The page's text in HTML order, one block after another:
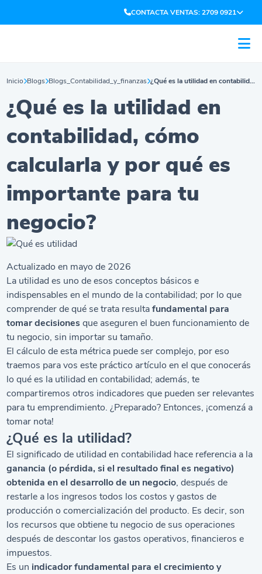
CONTACTA VENTAS: 2709 0921
Inicio Blogs Blogs_Contabilidad_y_finanzas ¿Qué es la utilidad en contabilidad, cómo calcularla y por qué es importante para tu negocio?
¿Qué es la utilidad en
contabilidad, cómo
calcularla y por qué es
importante para tu
negocio?
Actualizado en mayo de 2026
La utilidad es uno de esos conceptos básicos e
indispensables en el mundo de la contabilidad; por lo que
comprender de qué se trata resultafundamental para
tomar decisionesque aseguren el buen funcionamiento de
tu negocio, sin importar su tamaño.
El cálculo de esta métrica puede ser complejo, por eso
traemos para vos este práctico artículo en el que conocerás
lo qué es la utilidad en contabilidad; además, te
compartiremos otros indicadores que pueden ser relevantes
para tu emprendimiento. ¿Preparado? Entonces, ¡comenzá a
tomar nota!
¿Qué es la utilidad?
El significado de utilidad en contabilidad hace referencia a la
ganancia (o pérdida, si el resultado final es negativo)
obtenida en el desarrollo de un negocio, después de
restarle a los ingresos todos los costos y gastos de
producción o comercialización del producto. Es decir, son
los recursos que obtiene tu negocio de sus operaciones
después de descontar los gastos operativos, financieros e
impuestos.
Es un indicador fundamental para el crecimiento y